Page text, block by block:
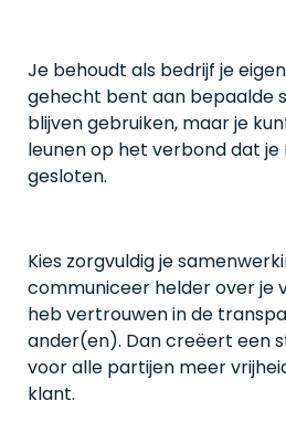
Je behoudt als bedrijf je
gehecht bent aan bepaalde
blijven gebruiken, maar je
leunen op het verbond dat
gesloten.
Kies zorgvuldig je
communiceer helder over je
heb vertrouwen in de
ander(en). Dan creëert een
voor alle partijen meer
klant.